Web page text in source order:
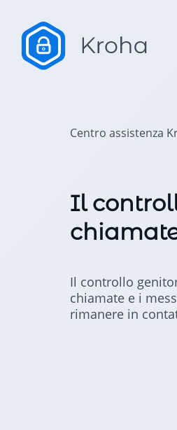
Centro assistenza
Il
Il controllo
chiamate e i
rimanere in